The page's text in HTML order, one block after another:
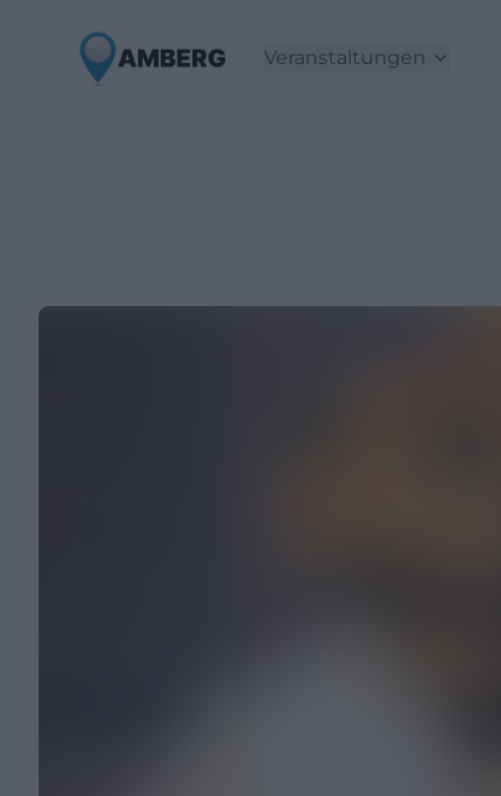
Veranstaltungen